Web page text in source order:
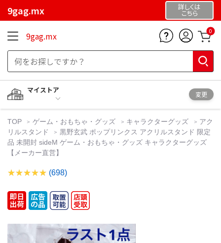
9gag.mx 詳しくは
こちら
9gag.mx 0
マイストア
変更
TOP ゲーム・おもちゃ・グッズ キャラクターグッズ
アク
リルスタンド
黒野玄武 ポップリンクス アクリルスタンド 限定
品 未開封 sideM ゲーム・おもちゃ・グッズ キャラクターグッズ
【メーカー直営】
(698)